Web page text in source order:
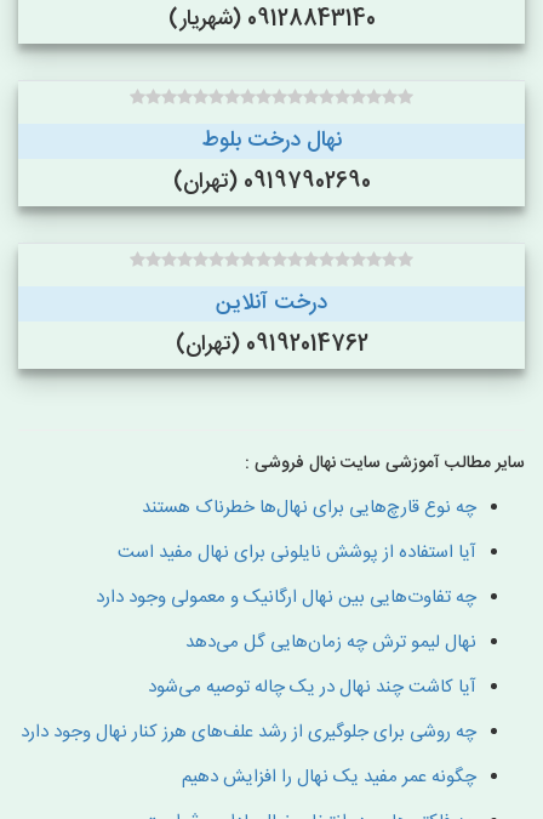
09128843140 (شهریار)
نهال درخت بلوط
09197902690 (تهران)
درخت آنلاین
09192014762 (تهران)
سایر مطالب آموزشی سایت نهال فروشی :
چه نوع قارچ‌هایی برای نهال‌ها خطرناک هستند
آیا استفاده از پوشش نایلونی برای نهال مفید است
چه تفاوت‌هایی بین نهال ارگانیک و معمولی وجود دارد
نهال لیمو ترش چه زمان‌هایی گل می‌دهد
آیا کاشت چند نهال در یک چاله توصیه می‌شود
چه روشی برای جلوگیری از رشد علف‌های هرز کنار نهال وجود دارد
چگونه عمر مفید یک نهال را افزایش دهیم